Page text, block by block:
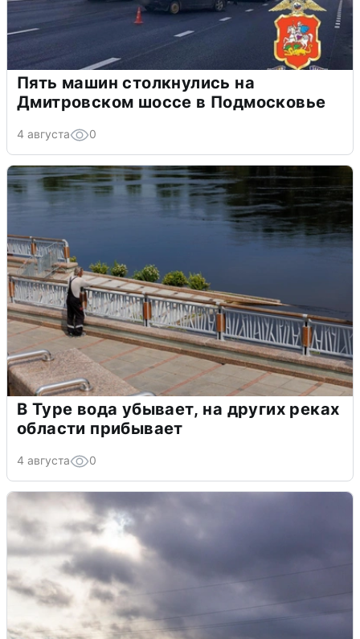
Пять машин столкнулись на
Дмитровском шоссе в Подмосковье
4 августа 0
В Туре вода убывает, на других реках
области прибывает
4 августа 0